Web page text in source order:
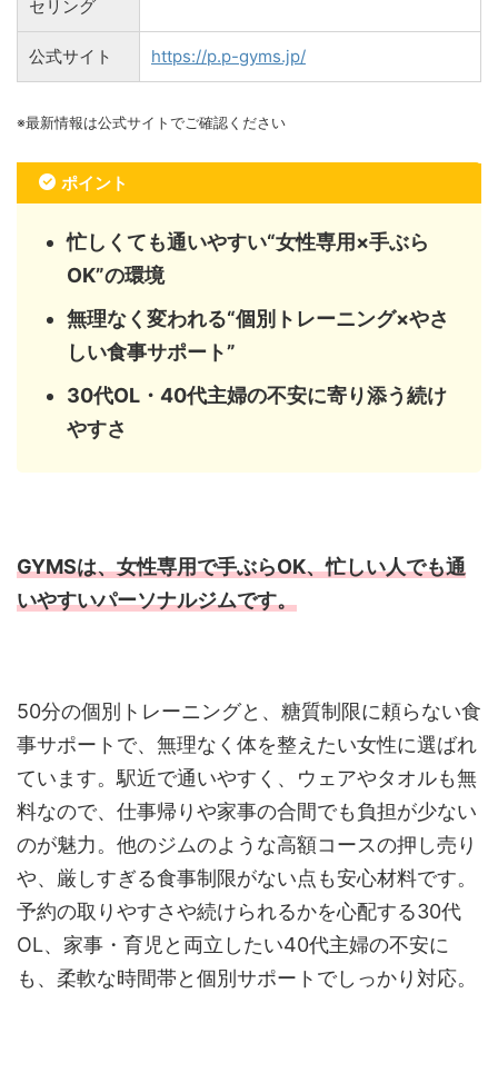
セリング
公式サイト https://p.p-gyms.jp/
※最新情報は公式サイトでご確認ください
ポイント
忙しくても通いやすい“女性専用×手ぶら
OK”の環境
無理なく変われる“個別トレーニング×やさ
しい食事サポート”
30代OL・40代主婦の不安に寄り添う続け
やすさ
GYMSは、女性専用で手ぶらOK、忙しい人でも通
いやすいパーソナルジムです。
50分の個別トレーニングと、糖質制限に頼らない食
事サポートで、無理なく体を整えたい女性に選ばれ
ています。駅近で通いやすく、ウェアやタオルも無
料なので、仕事帰りや家事の合間でも負担が少ない
のが魅力。他のジムのような高額コースの押し売り
や、厳しすぎる食事制限がない点も安心材料です。
予約の取りやすさや続けられるかを心配する30代
OL、家事・育児と両立したい40代主婦の不安に
も、柔軟な時間帯と個別サポートでしっかり対応。